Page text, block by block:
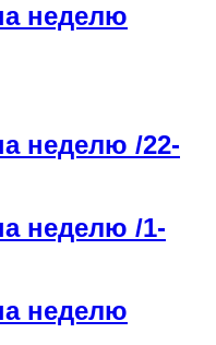
неделю
неделю /22-
неделю /1-
неделю